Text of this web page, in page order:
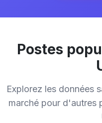
Postes
Explorez les données
marché pour d'autres